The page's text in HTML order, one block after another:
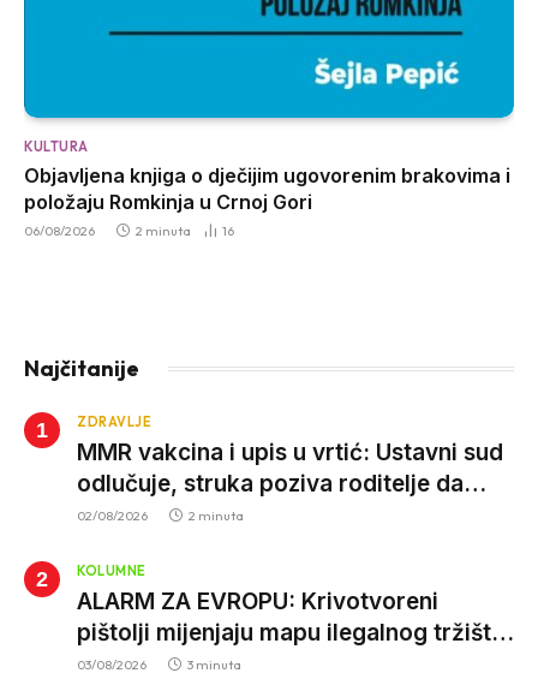
KULTURA
Objavljena knjiga o dječijim ugovorenim brakovima i
položaju Romkinja u Crnoj Gori
06/08/2026 2 minuta 16
Najčitanije
ZDRAVLJE
MMR vakcina i upis u vrtić: Ustavni sud
odlučuje, struka poziva roditelje da
vjeruju nauci
02/08/2026 2 minuta
KOLUMNE
ALARM ZA EVROPU: Krivotvoreni
pištolji mijenjaju mapu ilegalnog tržišta,
istrage ukazuju na proizvodnju van EU
03/08/2026 3 minuta